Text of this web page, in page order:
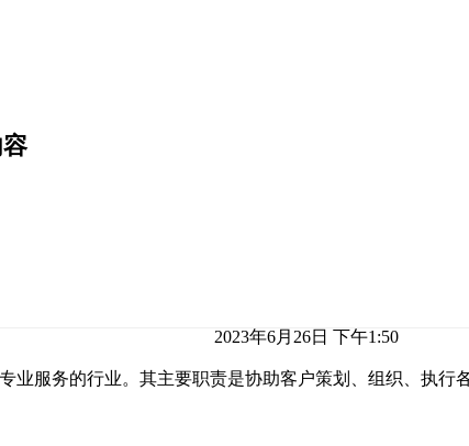
2023年6月26日 下午1:50
服务的行业。其主要职责是协助客户策划、组织、执行